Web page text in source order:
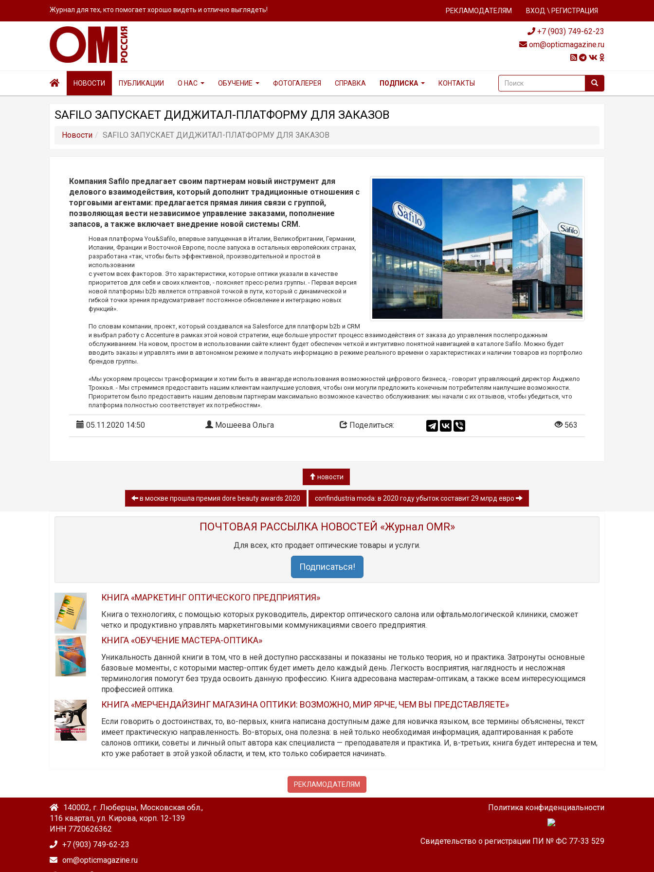
Журнал для тех, кто помогает хорошо видеть и отлично выглядеть! РЕКЛАМОДАТЕЛЯМ ВХОД \ РЕГИСТРАЦИЯ
+7 (903) 749-62-23
om@opticmagazine.ru
НОВОСТИ ПУБЛИКАЦИИ О НАС ОБУЧЕНИЕ ФОТОГАЛЕРЕЯ СПРАВКА ПОДПИСКА КОНТАКТЫ
SAFILO ЗАПУСКАЕТ ДИДЖИТАЛ-ПЛАТФОРМУ ДЛЯ ЗАКАЗОВ
Новости SAFILO ЗАПУСКАЕТ ДИДЖИТАЛ-ПЛАТФОРМУ ДЛЯ ЗАКАЗОВ
Компания Safilo предлагает своим партнерам новый инструмент для
делового взаимодействия, который дополнит традиционные отношения с
торговыми агентами: предлагается прямая линия связи с группой,
позволяющая вести независимое управление заказами, пополнение
запасов, а также включает внедрение новой системы CRM.
Новая платформа You&Safilo, впервые запущенная в Италии, Великобритании, Германии,
Испании, Франции и Восточной Европе, после запуска в остальных европейских странах,
разработана «так, чтобы быть эффективной, производительной и простой в
использовании
с учетом всех факторов. Это характеристики, которые оптики указали в качестве
приоритетов для себя и своих клиентов, - поясняет пресс-релиз группы. - Первая версия
новой платформы b2b является отправной точкой в ​​пути, который с динамической и
гибкой точки зрения предусматривает постоянное обновление и интеграцию новых
функций».
По словам компании, проект, который создавался на Salesforce для платформ b2b и CRM
и выбрал работу с Accenture в рамках этой новой стратегии, еще больше упростит процесс взаимодействия от заказа до управления послепродажным
обслуживанием. На новом, простом в использовании сайте клиент будет обеспечен четкой и интуитивно понятной навигацией в каталоге Safilo. Можно будет
вводить заказы и управлять ими в автономном режиме и получать информацию в режиме реального времени о характеристиках и наличии товаров из портфолио
брендов группы.
«Мы ускоряем процессы трансформации и хотим быть в авангарде использования возможностей цифрового бизнеса, - говорит управляющий директор Анджело
Троккья. - Мы стремимся предоставить нашим клиентам наилучшие условия, чтобы они могули предложить конечным потребителям наилучшие возможности.
Приоритетом было предоставить нашим деловым партнерам максимально возможное качество обслуживания: мы начали с их отзывов, чтобы убедиться, что
платформа полностью соответствует их потребностям».
05.11.2020 14:50 Мошеева Ольга Поделиться: 563
новости
в москве прошла премия dore beauty awards 2020 confindustria moda: в 2020 году убыток составит 29 млрд евро
ПОЧТОВАЯ РАССЫЛКА НОВОСТЕЙ «Журнал OMR»
Для всех, кто продает оптические товары и услуги.
Подписаться!
КНИГА «МАРКЕТИНГ ОПТИЧЕСКОГО ПРЕДПРИЯТИЯ»
Книга о технологиях, с помощью которых руководитель, директор оптического салона или офтальмологической клиники, сможет
четко и продуктивно управлять маркетинговыми коммуникациями своего предприятия.
КНИГА «ОБУЧЕНИЕ МАСТЕРА-ОПТИКА»
Уникальность данной книги в том, что в ней доступно рассказаны и показаны не только теория, но и практика. Затронуты основные
базовые моменты, с которыми мастер-оптик будет иметь дело каждый день. Легкость восприятия, наглядность и несложная
терминология помогут без труда освоить данную профессию. Книга адресована мастерам-оптикам, а также всем интересующимся
профессией оптика.
КНИГА «МЕРЧЕНДАЙЗИНГ МАГАЗИНА ОПТИКИ: ВОЗМОЖНО, МИР ЯРЧЕ, ЧЕМ ВЫ ПРЕДСТАВЛЯЕТЕ»
Если говорить о достоинствах, то, во-первых, книга написана доступным даже для новичка языком, все термины объяснены, текст
имеет практическую направленность. Во-вторых, она полезна: в ней только необходимая информация, адаптированная к работе
салонов оптики, советы и личный опыт автора как специалиста — преподавателя и практика. И, в-третьих, книга будет интересна и тем,
кто уже работает в этой узкой области, и тем, кто только собирается начинать.
РЕКЛАМОДАТЕЛЯМ
140002, г. Люберцы, Московская обл.,
116 квартал, ул. Кирова, корп. 12-139
ИНН 7720626362
+7 (903) 749-62-23
om@opticmagazine.ru
Политика конфиденциальности
Свидетельство о регистрации ПИ № ФС 77-33 529